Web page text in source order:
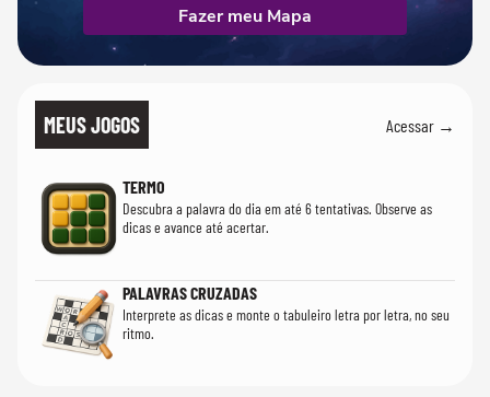
Fazer meu Mapa
MEUS JOGOS Acessar →
TERMO
Descubra a palavra do dia em até 6 tentativas. Observe as
dicas e avance até acertar.
PALAVRAS CRUZADAS
Interprete as dicas e monte o tabuleiro letra por letra, no seu
ritmo.